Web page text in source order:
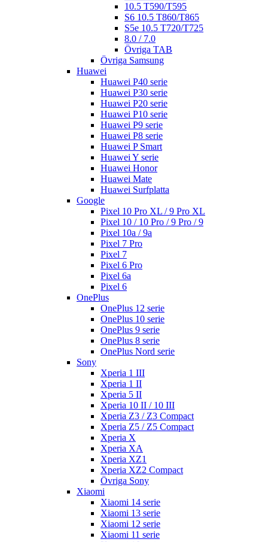
10.5 T590/T595
S6 10.5 T860/T865
S5e 10.5 T720/T725
8.0 / 7.0
Övriga TAB
Övriga Samsung
Huawei
Huawei P40 serie
Huawei P30 serie
Huawei P20 serie
Huawei P10 serie
Huawei P9 serie
Huawei P8 serie
Huawei P Smart
Huawei Y serie
Huawei Honor
Huawei Mate
Huawei Surfplatta
Google
Pixel 10 Pro XL / 9 Pro XL
Pixel 10 / 10 Pro / 9 Pro / 9
Pixel 10a / 9a
Pixel 7 Pro
Pixel 7
Pixel 6 Pro
Pixel 6a
Pixel 6
OnePlus
OnePlus 12 serie
OnePlus 10 serie
OnePlus 9 serie
OnePlus 8 serie
OnePlus Nord serie
Sony
Xperia 1 III
Xperia 1 II
Xperia 5 II
Xperia 10 II / 10 III
Xperia Z3 / Z3 Compact
Xperia Z5 / Z5 Compact
Xperia X
Xperia XA
Xperia XZ1
Xperia XZ2 Compact
Övriga Sony
Xiaomi
Xiaomi 14 serie
Xiaomi 13 serie
Xiaomi 12 serie
Xiaomi 11 serie